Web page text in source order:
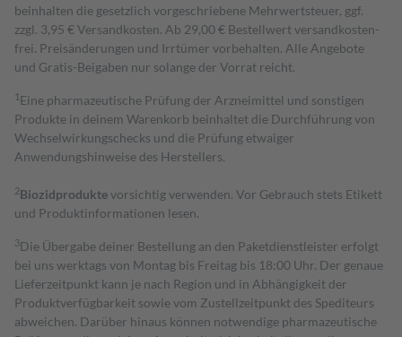
beinhalten die gesetzlich vorgeschriebene Mehrwertsteuer, ggf.
zzgl. 3,95 € Versandkosten. Ab 29,00 € Bestell­wert versand­kosten­
frei. Preisänderungen und Irrtümer vorbehalten. Alle Angebote
und Gratis-Beigaben nur solange der Vorrat reicht.
1 Eine pharmazeutische Prüfung der Arzneimittel und sonstigen
Produkte in deinem Warenkorb beinhaltet die Durchführung von
Wechselwirkungschecks und die Prüfung etwaiger
Anwendungshinweise des Herstellers.
2Biozidproduktevorsichtig verwenden. Vor Gebrauch stets Etikett
und Produktinformationen lesen.
3Die Übergabe deiner Bestellung an den Paketdienstleister erfolgt
bei uns werktags von Montag bis Freitag bis 18:00 Uhr. Der genaue
Lieferzeitpunkt kann je nach Region und in Abhängigkeit der
Produktverfügbarkeit sowie vom Zustellzeitpunkt des Spediteurs
abweichen. Darüber hinaus können notwendige pharmazeutische